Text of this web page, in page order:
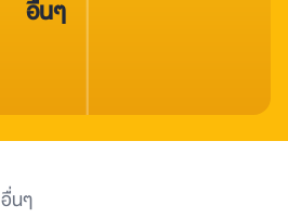
อื่นๆ
อื่นๆ